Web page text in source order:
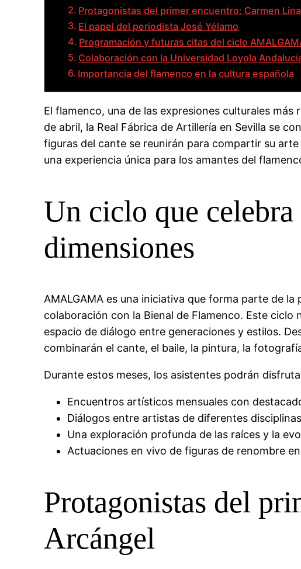
Protagonistas del primer encuentro: Carmen
El papel del periodista José Yélamo
Programación y futuras citas del ciclo
Colaboración con la Universidad Loyola
Importancia del flamenco en la cultura española
El flamenco, una de las expresiones culturales
de abril, la Real Fábrica de Artillería en Sevilla se
figuras del cante se reunirán para compartir su
una experiencia única para los amantes del
Un ciclo que
dimensiones
AMALGAMA es una iniciativa que forma parte de
colaboración con la Bienal de Flamenco. Este
espacio de diálogo entre generaciones y estilos.
combinarán el cante, el baile, la pintura, la
Durante estos meses, los asistentes podrán
Encuentros artísticos mensuales con
Diálogos entre artistas de diferentes
Una exploración profunda de las raíces y la
Actuaciones en vivo de figuras de renombre
Protagonistas del
Arcángel